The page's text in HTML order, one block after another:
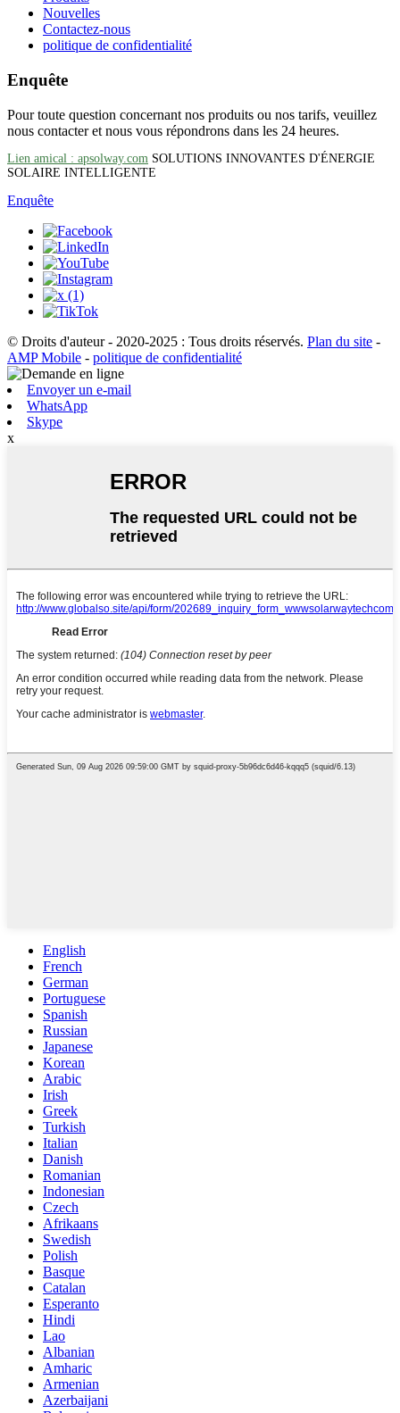
Nouvelles
Contactez-nous
politique de confidentialité
Enquête
Pour toute question concernant nos produits ou nos tarifs, veuillez
nous contacter et nous vous répondrons dans les 24 heures.
Lien amical : apsolway.com SOLUTIONS INNOVANTES D'ÉNERGIE
SOLAIRE INTELLIGENTE
Enquête
© Droits d'auteur - 2020-2025 : Tous droits réservés. Plan du site -
AMP Mobile - politique de confidentialité
Envoyer un e-mail
WhatsApp
Skype
x
English
French
German
Portuguese
Spanish
Russian
Japanese
Korean
Arabic
Irish
Greek
Turkish
Italian
Danish
Romanian
Indonesian
Czech
Afrikaans
Swedish
Polish
Basque
Catalan
Esperanto
Hindi
Lao
Albanian
Amharic
Armenian
Azerbaijani